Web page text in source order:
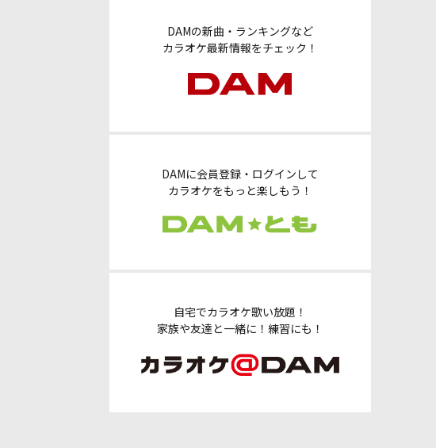
DAMの新曲・ランキングなど
カラオケ最新情報をチェック！
DAMに会員登録・ログインして
カラオケをもっと楽しもう！
自宅でカラオケ歌い放題！
家族や友達と一緒に！練習にも！